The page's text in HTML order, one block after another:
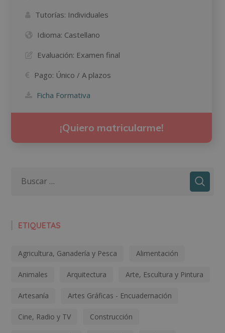
Tutorías: Individuales
Idioma: Castellano
Evaluación: Examen final
Pago: Único / A plazos
Ficha Formativa
¡Quiero matricularme!
ETIQUETAS
Agricultura, Ganadería y Pesca Alimentación
Animales Arquitectura Arte, Escultura y Pintura
Artesanía Artes Gráficas - Encuadernación
Cine, Radio y TV Construcción